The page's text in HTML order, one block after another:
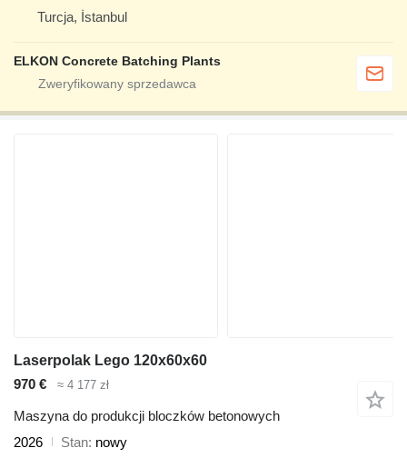
Turcja, İstanbul
ELKON Concrete Batching Plants
Laserpolak Lego 120x60x60
970 €
≈ 4 177 zł
Maszyna do produkcji bloczków betonowych
2026
Stan nowy